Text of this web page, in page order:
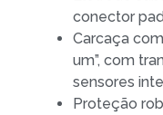
conector
Carcaça
um”, com
sensores
Proteção